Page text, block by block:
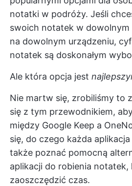
notatki w podróży. Jeśli
swoich notatek w dowolnym
na dowolnym urządzeniu,
notatek są doskonałym
Ale która opcja jest
Nie martw się, zrobiliśmy to
się z tym przewodnikiem,
między Google Keep a
się, do czego każda
także poznać pomocną
aplikacji do robienia
zaoszczędzić czas.